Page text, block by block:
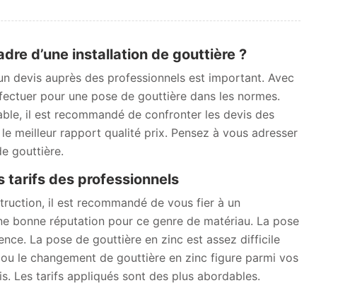
d’une installation de gouttière ?
devis auprès des professionnels est important. Avec
pour une pose de gouttière dans les normes.
il est recommandé de confronter les devis des
meilleur rapport qualité prix. Pensez à vous adresser
gouttière.
tarifs des professionnels
il est recommandé de vous fier à un
bonne réputation pour ce genre de matériau. La pose
La pose de gouttière en zinc est assez difficile
le changement de gouttière en zinc figure parmi vos
Les tarifs appliqués sont des plus abordables.